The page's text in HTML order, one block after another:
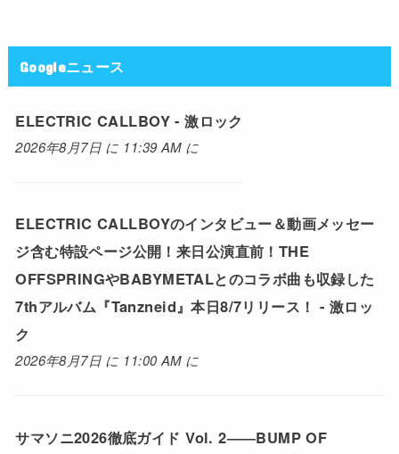
Googleニュース
ELECTRIC CALLBOY - 激ロック
2026年8月7日 に 11:39 AM に
ELECTRIC CALLBOYのインタビュー＆動画メッセー
ジ含む特設ページ公開！来日公演直前！THE
OFFSPRINGやBABYMETALとのコラボ曲も収録した
7thアルバム『Tanzneid』本日8/7リリース！ - 激ロッ
ク
2026年8月7日 に 11:00 AM に
サマソニ2026徹底ガイド Vol. 2――BUMP OF